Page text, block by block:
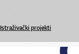
Istraživački projekti